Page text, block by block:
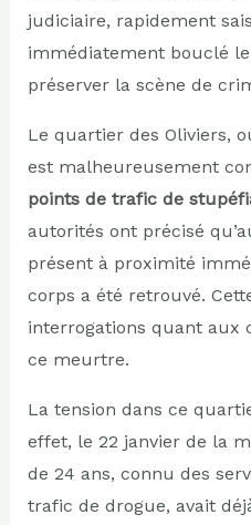
judiciaire, rapidement
immédiatement bouclé
préserver la scène de
Le quartier des Oliviers,
est malheureusement
points de trafic de
autorités ont précisé
présent à proximité
corps a été retrouvé.
interrogations quant aux
ce meurtre.
La tension dans ce
effet, le 22 janvier de la
de 24 ans, connu des
trafic de drogue, avait